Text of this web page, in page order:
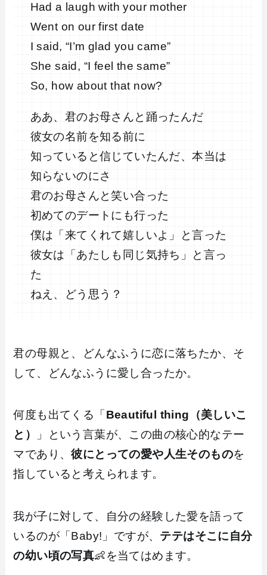
Had a laugh with your mother
Went on our first date
I said, “I’m glad you came”
She said, “I feel the same”
So, how about that now?
ああ、君のお母さんと踊ったんだ
彼女の名前を知る前に
知っていると信じていたんだ、本当は
知らないのにさ
君のお母さんと笑い合った
初めてのデートにも行った
僕は「来てくれて嬉しいよ」と言った
彼女は「あたしも同じ気持ち」と言っ
た
ねえ、どう思う？
君の母親と、どんなふうに恋に落ちたか、そ
して、どんなふうに愛し合ったか。
何度も出てくる「 Beautiful thing（美しいこ
と）
」という言葉が、この曲の核心的なテー
マであり、彼にとっての愛や人生そのものを
指していると考えられます。
我が子に対して、自分の経験した愛を語って
いるのが「Baby!」ですが、 テテはそこに自分
の幼い頃の写真👶を当てはめます。